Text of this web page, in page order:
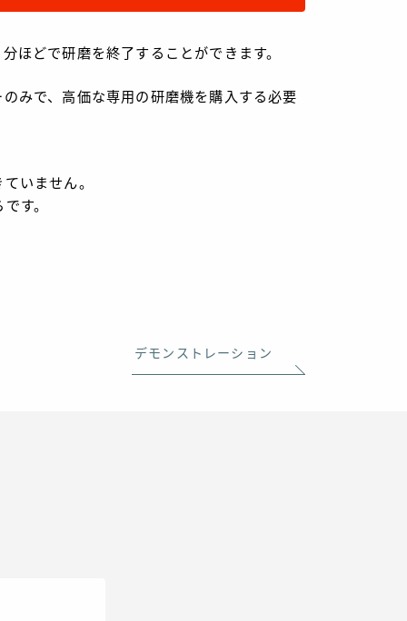
ほどで研磨を終了することができます。
みで、高価な専用の研磨機を購入する必要
いません。
す。
デモンストレーション